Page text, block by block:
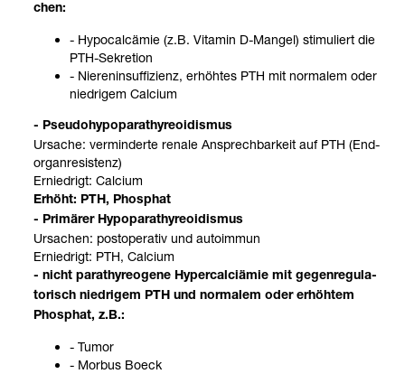
chen:
- Hypo­cal­cä­mie (z.B. Vit­amin D-​Man­gel) sti­mu­liert die
PTH-​Sekre­tion
- Nie­ren­in­suf­fi­zi­enz, erhöh­tes PTH mit nor­ma­lem oder
nied­ri­gem Cal­cium
- Pseu­do­hy­po­p­a­ra­thy­reo­idis­mus
Ursa­che: ver­min­derte renale Ansprech­bar­keit auf PTH (End­
organ­re­sis­tenz)
Ernied­rigt: Cal­cium
Erhöht: PTH, Phos­phat
- Pri­mä­rer Hypo­p­a­ra­thy­reo­idis­mus
Ursa­chen: post­ope­ra­tiv und auto­im­mun
Ernied­rigt: PTH, Cal­cium
- nicht para­thy­reo­gene Hyper­cal­ci­ämie mit gegen­re­gu­la­
to­risch nied­ri­gem PTH und nor­ma­lem oder erhöh­tem
Phos­phat, z.B.:
- Tumor
- Mor­bus Boeck